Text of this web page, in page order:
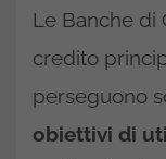
Le Banche di
credito
perseguono
obiettivi di